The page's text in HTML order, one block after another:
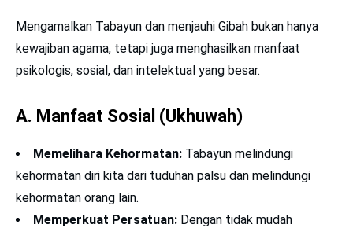
Mengamalkan Tabayun dan menjauhi Gibah bukan hanya
kewajiban agama, tetapi juga menghasilkan manfaat
psikologis, sosial, dan intelektual yang besar.
A. Manfaat Sosial (Ukhuwah)
Memelihara Kehormatan: Tabayun melindungi
kehormatan diri kita dari tuduhan palsu dan melindungi
kehormatan orang lain.
Memperkuat Persatuan: Dengan tidak mudah